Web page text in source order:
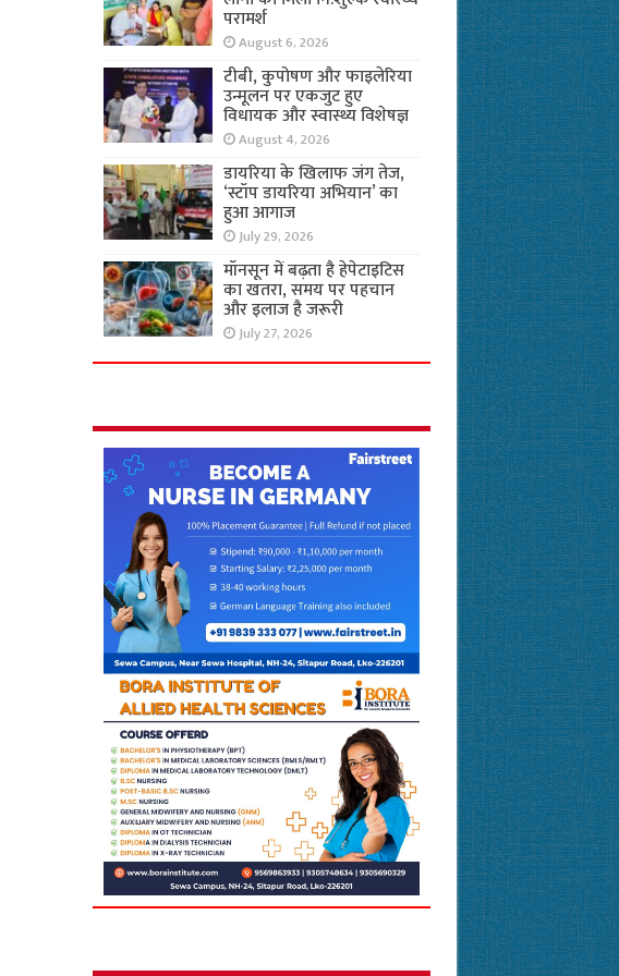
परामर्श
August 6, 2026
टीबी, कुपोषण और फाइलेरिया
उन्मूलन पर एकजुट हुए
विधायक और स्वास्थ्य विशेषज्ञ
August 4, 2026
डायरिया के खिलाफ जंग तेज,
‘स्टॉप डायरिया अभियान’ का
हुआ आगाज
July 29, 2026
मॉनसून में बढ़ता है हेपेटाइटिस
का खतरा, समय पर पहचान
और इलाज है जरूरी
July 27, 2026